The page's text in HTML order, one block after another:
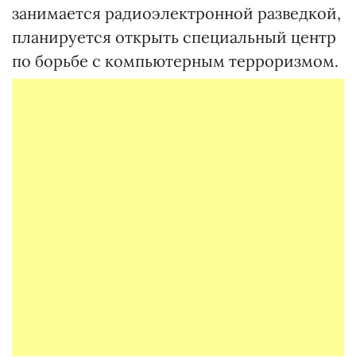
занимается радиоэлектронной разведкой,
планируется открыть специальный центр
по борьбе с компьютерным терроризмом.